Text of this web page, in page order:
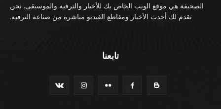
الصحيفة هي موقع الويب الخاص بك للأخبار والترفيه والموسيقى. نحن
نقدم لك أحدث الأخبار ومقاطع الفيديو مباشرة من صناعة الترفيه.
تابعنا